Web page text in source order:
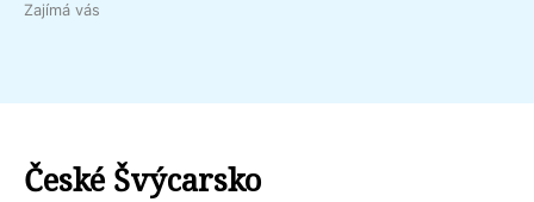
Zajímá vás
České Švýcarsko